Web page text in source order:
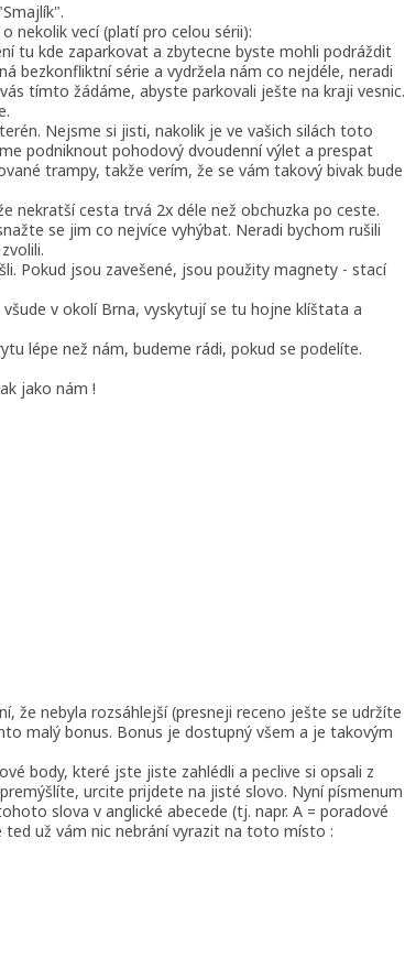
nekolik vecí (platí pro celou sérii):
tu kde zaparkovat a zbytecne byste mohli podráždit
bezkonfliktní série a vydržela nám co nejdéle, neradi
tímto žádáme, abyste parkovali ješte na kraji vesnic.
Nejsme si jisti, nakolik je ve vašich silách toto
podniknout pohodový dvoudenní výlet a prespat
trampy, takže verím, že se vám takový bivak bude
nekratší cesta trvá 2x déle než obchuzka po ceste.
se jim co nejvíce vyhýbat. Neradi bychom rušili
Pokud jsou zavešené, jsou použity magnety - stací
v okolí Brna, vyskytují se tu hojne klíštata a
lépe než nám, budeme rádi, pokud se podelíte.
jako nám !
že nebyla rozsáhlejší (presneji receno ješte se udržíte
malý bonus. Bonus je dostupný všem a je takovým
body, které jste jiste zahlédli a peclive si opsali z
urcite prijdete na jisté slovo. Nyní písmenum
slova v anglické abecede (tj. napr. A = poradové
už vám nic nebrání vyrazit na toto místo :